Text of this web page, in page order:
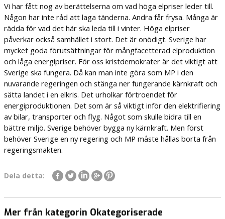
Vi har fått nog av berättelserna om vad höga elpriser leder till.
Någon har inte råd att laga tänderna. Andra får frysa. Många är
rädda för vad det här ska leda till i vinter. Höga elpriser
påverkar också samhället i stort. Det är onödigt. Sverige har
mycket goda förutsättningar för mångfacetterad elproduktion
och låga energipriser. För oss kristdemokrater är det viktigt att
Sverige ska fungera. Då kan man inte göra som MP i den
nuvarande regeringen och stänga ner fungerande kärnkraft och
sätta landet i en elkris. Det urholkar förtroendet för
energiproduktionen. Det som är så viktigt inför den elektrifiering
av bilar, transporter och flyg. Något som skulle bidra till en
bättre miljö. Sverige behöver bygga ny kärnkraft. Men först
behöver Sverige en ny regering och MP måste hållas borta från
regeringsmakten.
Dela detta:
Mer från kategorin Okategoriserade